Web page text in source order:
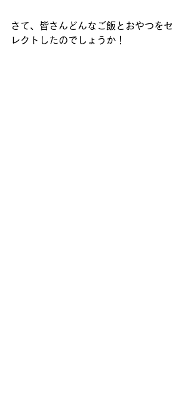
さて、皆さんどんなご飯とおやつをセ
レクトしたのでしょうか！